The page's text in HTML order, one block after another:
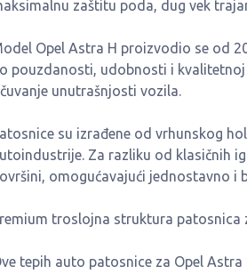
zaštitu poda, dug vek
Opel Astra H proizvodio se od
pouzdanosti, udobnosti i
unutrašnjosti vozila.
su izrađene od vrhunskog
Za razliku od klasičnih
omogućavajući jednostavno i
troslojna struktura patosnica
tepih auto patosnice za Opel